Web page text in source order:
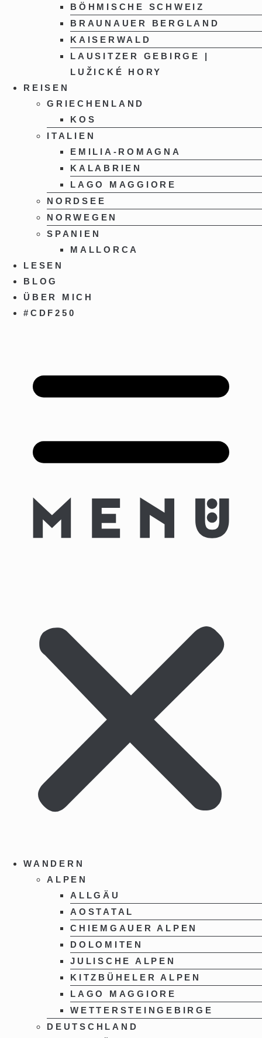
BÖHMISCHE SCHWEIZ
BRAUNAUER BERGLAND
KAISERWALD
LAUSITZER GEBIRGE |
LUŽICKÉ HORY
REISEN
GRIECHENLAND
KOS
ITALIEN
EMILIA-ROMAGNA
KALABRIEN
LAGO MAGGIORE
NORDSEE
NORWEGEN
SPANIEN
MALLORCA
LESEN
BLOG
ÜBER MICH
#CDF250
WANDERN
ALPEN
ALLGÄU
AOSTATAL
CHIEMGAUER ALPEN
DOLOMITEN
JULISCHE ALPEN
KITZBÜHELER ALPEN
LAGO MAGGIORE
WETTERSTEINGEBIRGE
DEUTSCHLAND